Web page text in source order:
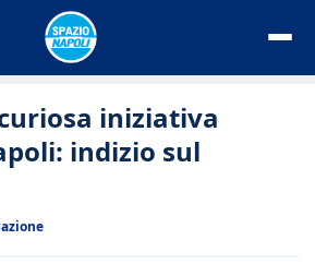
iniziativa
indizio sul